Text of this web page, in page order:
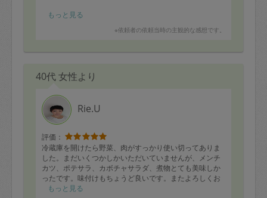
お風呂は、入った後の乾拭き提案を頂いていましたが、
他の手段を考える必要がありそうです。
今回、洗面器やイスなどの細かいカビを落としてくださ
から、繁殖していくというお話を聞き、こまめなカビ退
目先の課題は、子供部屋ですが、まずは物を減らせるよ
う徐々に頑張ろうと思います。キッチンテーブルに何も
置かないことも習慣化できるよう心がけます。
いつもお掃除&アドバイスありがとうございます。今後
もどうぞ宜しくお願い致します。
もっと見る
※依頼者の依頼当時の主観的な感想です。
40代 女性より
Rie.U
評価：
冷蔵庫を開けたら野菜、肉がすっかり使い切ってありま
した。まだいくつかしかいただいていませんが、メンチ
カツ、ポテサラ、カボチャサラダ、煮物とても美味しか
ったです。味付けもちょうど良いです。またよろしくお
願いします。
もっと見る